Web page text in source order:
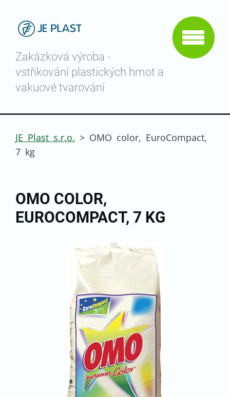
Zakázková výroba -
vstřikování plastických hmot a
vakuové tvarování
JE Plast s.r.o. > OMO color, EuroCompact,
7 kg
OMO COLOR,
EUROCOMPACT, 7 KG